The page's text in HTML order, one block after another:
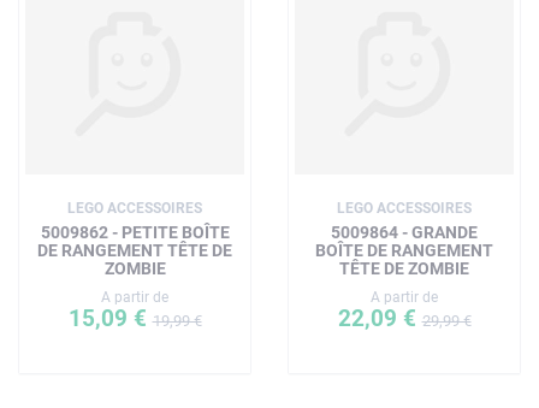
LEGO ACCESSOIRES
5009862 - PETITE BOÎTE
DE RANGEMENT TÊTE DE
ZOMBIE
A partir de
15,09 €19,99 €
LEGO ACCESSOIRES
5009864 - GRANDE
BOÎTE DE RANGEMENT
TÊTE DE ZOMBIE
A partir de
22,09 €29,99 €